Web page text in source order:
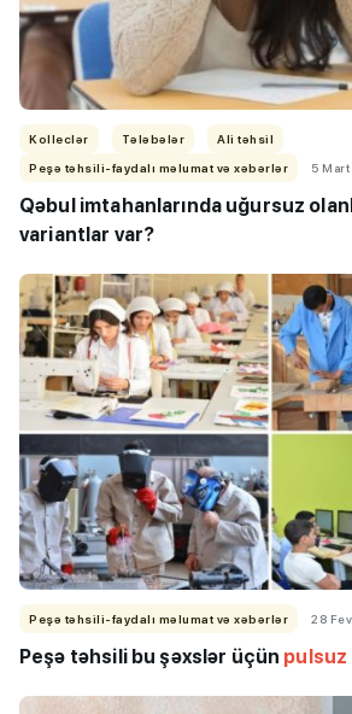
Kolleclər Tələbələr
Ali təhsil
Peşə təhsili-faydalı məlumat və xəbərlər
5 Mart
Qəbul imtahanlarında uğursuz
variantlar var?
Peşə təhsili-faydalı məlumat və xəbərlər 28
Peşə təhsili bu şəxslər üçün pulsuz